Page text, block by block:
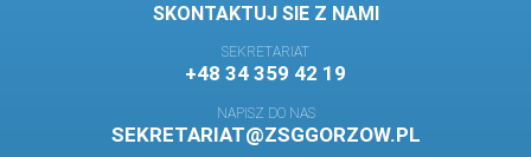
SKONTAKTUJ SIE Z NAMI
SEKRETARIAT
+48 34 359 42 19
NAPISZ DO NAS
SEKRETARIAT@ZSGGORZOW.PL